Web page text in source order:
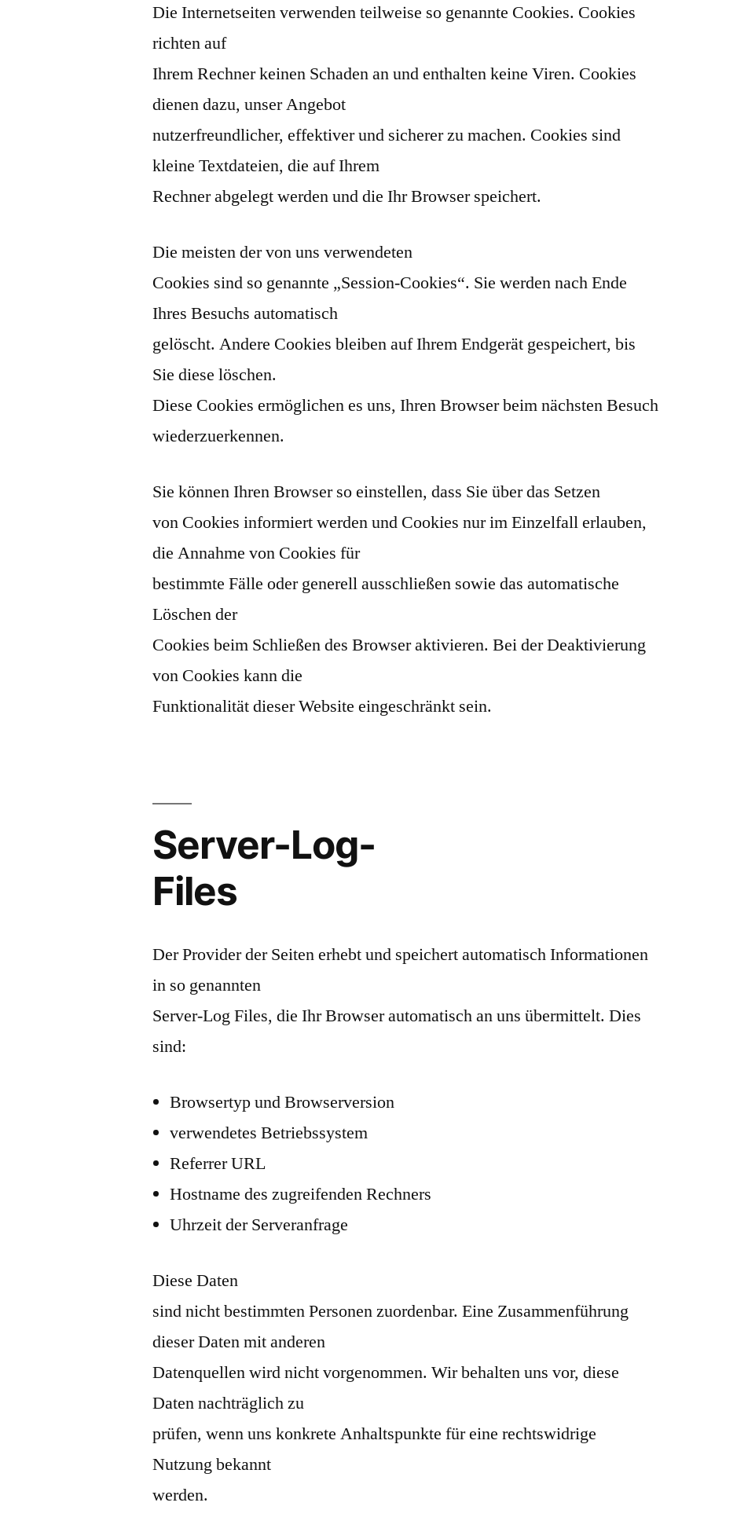
Die Internetseiten verwenden teilweise so genannte Cookies. Cookies
richten auf
Ihrem Rechner keinen Schaden an und enthalten keine Viren. Cookies
dienen dazu, unser Angebot
nutzerfreundlicher, effektiver und sicherer zu machen. Cookies sind
kleine Textdateien, die auf Ihrem
Rechner abgelegt werden und die Ihr Browser speichert.
Die meisten der von uns verwendeten
Cookies sind so genannte „Session-Cookies“. Sie werden nach Ende
Ihres Besuchs automatisch
gelöscht. Andere Cookies bleiben auf Ihrem Endgerät gespeichert, bis
Sie diese löschen.
Diese Cookies ermöglichen es uns, Ihren Browser beim nächsten Besuch
wiederzuerkennen.
Sie können Ihren Browser so einstellen, dass Sie über das Setzen
von Cookies informiert werden und Cookies nur im Einzelfall erlauben,
die Annahme von Cookies für
bestimmte Fälle oder generell ausschließen sowie das automatische
Löschen der
Cookies beim Schließen des Browser aktivieren. Bei der Deaktivierung
von Cookies kann die
Funktionalität dieser Website eingeschränkt sein.
Server-Log-
Files
Der Provider der Seiten erhebt und speichert automatisch Informationen
in so genannten
Server-Log Files, die Ihr Browser automatisch an uns übermittelt. Dies
sind:
Browsertyp und Browserversion
verwendetes Betriebssystem
Referrer URL
Hostname des zugreifenden Rechners
Uhrzeit der Serveranfrage
Diese Daten
sind nicht bestimmten Personen zuordenbar. Eine Zusammenführung
dieser Daten mit anderen
Datenquellen wird nicht vorgenommen. Wir behalten uns vor, diese
Daten nachträglich zu
prüfen, wenn uns konkrete Anhaltspunkte für eine rechtswidrige
Nutzung bekannt
werden.